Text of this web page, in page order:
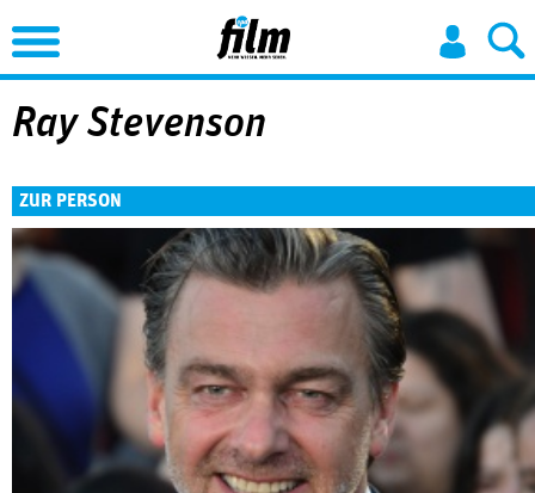
Jump to Navigation
Ray Stevenson
ZUR PERSON